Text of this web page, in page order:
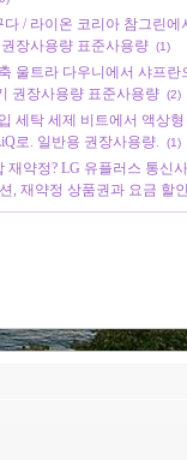
/ 라이온 코리아 참그린에
장사용량 표준사용량 (1)
울트라 다우니에서 샤프란
권장사용량 표준사용량 (2)
세탁 세제 비트에서 액상형
로. 일반용 권장사용량.
(1)
약정? LG 유플러스 통신
, 재약정 상품권과 요금 할인